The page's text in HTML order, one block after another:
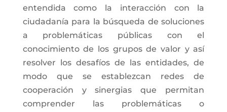
entendida como la interacción con la
ciudadanía para la búsqueda de soluciones
a problemáticas públicas con el
conocimiento de los grupos de valor y así
resolver los desafíos de las entidades, de
modo que se establezcan redes de
cooperación y sinergias que permitan
comprender las problemáticas o